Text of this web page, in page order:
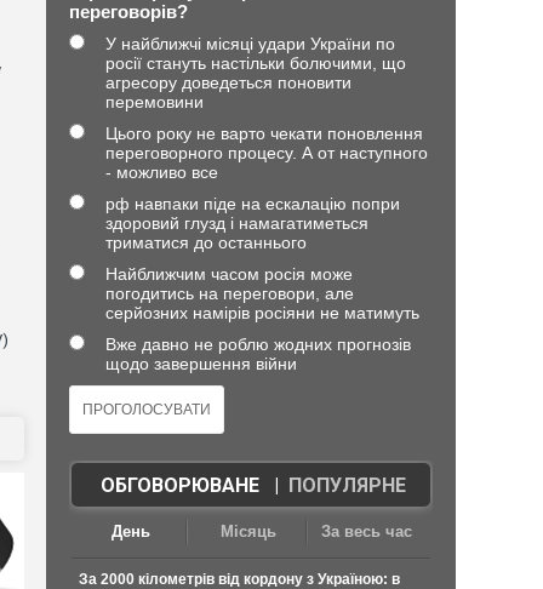
переговорів?
У найближчі місяці удари України по
росії стануть настільки болючими, що
агресору доведеться поновити
перемовини
Цього року не варто чекати поновлення
переговорного процесу. А от наступного
- можливо все
рф навпаки піде на ескалацію попри
здоровий глузд і намагатиметься
триматися до останнього
Найближчим часом росія може
погодитись на переговори, але
серйозних намірів росіяни не матимуть
Вже давно не роблю жодних прогнозів
щодо завершення війни
ОБГОВОРЮВАНЕ| ПОПУЛЯРНЕ
День Місяць За весь час
За 2000 кілометрів від кордону з Україною: в